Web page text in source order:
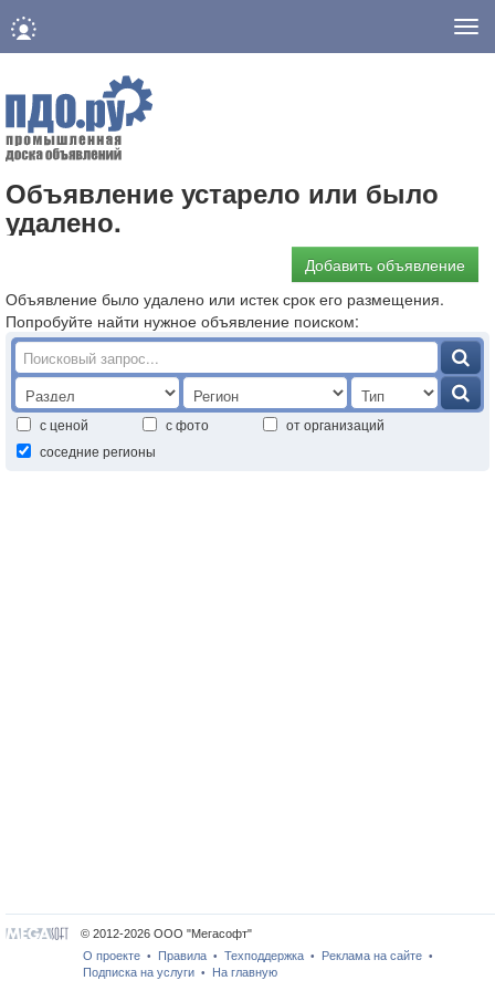
Объявление устарело или было
удалено.
Добавить объявление
Объявление было удалено или истек срок его размещения.
Попробуйте найти нужное объявление поиском:
с ценой с фото
от организаций
соседние регионы
© 2012-2026 ООО "Мегасофт"
О проекте • Правила • Техподдержка • Реклама на сайте •
Подписка на услуги • На главную